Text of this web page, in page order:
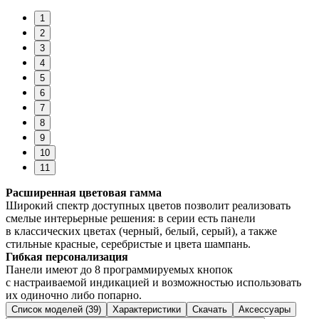
1
2
3
4
5
6
7
8
9
10
11
Расширенная цветовая гамма
Широкий спектр доступных цветов позволит реализовать
смелые интерьерные решения: в серии есть панели
в классических цветах (черный, белый, серый), а также
стильные красные, серебристые и цвета шампань.
Гибкая персонализация
Панели имеют до 8 программируемых кнопок
с настраиваемой индикацией и возможностью использовать
их одиночно либо попарно.
Список моделей (39) Характеристики Скачать Аксессуары